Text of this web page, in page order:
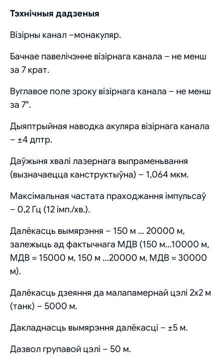
Тэхнічныя дадзеныя
Візірны канал –монакуляр.
Бачнае павелічэнне візірнага канала – не менш
за 7 крат.
Вуглавое поле зроку візірнага канала – не менш
за 7°.
Дыяптрыйная наводка акуляра візірнага канала
– ±4 дптр.
Даўжыня хвалі лазернага выпраменьвання
(вызначаецца канструктыўна) – 1,064 мкм.
Максімальная частата праходжання імпульсаў
– 0,2 Гц (12 імп./хв.).
Далёкасць вымярэння – 150 м … 20000 м,
залежыць ад фактычнага МДВ (150 м…10000 м,
МДВ = 15000 м, 150 м …20000 м, МДВ = 30000
м).
Далёкасць дзеяння да малапамернай цэлі 2х2 м
(танк) – 5000 м.
Дакладнасць вымярэння далёкасці – ±5 м.
Дазвол групавой цэлі – 50 м.